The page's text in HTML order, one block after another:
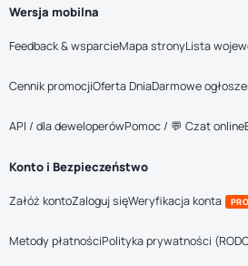
Wersja mobilna
Feedback & wsparcieMapa stronyLista
Cennik promocjiOferta DniaDarmowe
API / dla deweloperówPomoc / 💬 Czat online
Konto i Bezpieczeństwo
Załóż kontoZaloguj sięWeryfikacja konta PRO
Metody płatnościPolityka prywatności